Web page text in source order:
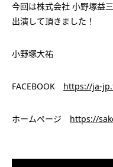
今回は株式会社 小野塚益
出演して頂きました！
小野塚大祐
FACEBOOK https://ja-
ホームページ https://